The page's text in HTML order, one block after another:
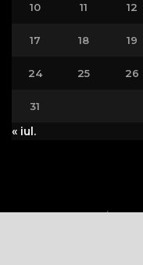
10 11 12
17 18 19
24 25 26
31
« iul.